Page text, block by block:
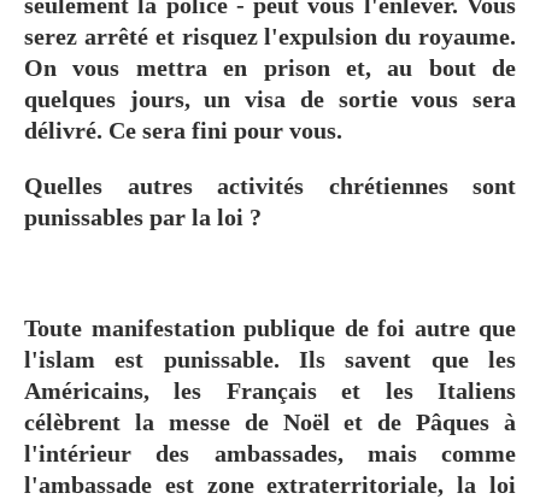
serez arrêté et risquez l'expulsion du royaume.
On vous mettra en prison et, au bout de
quelques jours, un visa de sortie vous sera
délivré. Ce sera fini pour vous.
Quelles autres activités chrétiennes sont
punissables par la loi ?
Toute manifestation publique de foi autre que
l'islam est punissable. Ils savent que les
Américains, les Français et les Italiens
célèbrent la messe de Noël et de Pâques à
l'intérieur des ambassades, mais comme
l'ambassade est zone extraterritoriale, la loi